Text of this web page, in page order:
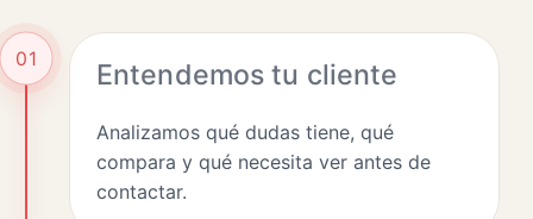
01 Entendemos tu cliente
Analizamos qué dudas tiene, qué
compara y qué necesita ver antes de
contactar.